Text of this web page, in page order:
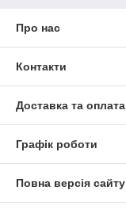
Про нас
Контакти
Доставка та оплата
Графік роботи
Повна версія сайту